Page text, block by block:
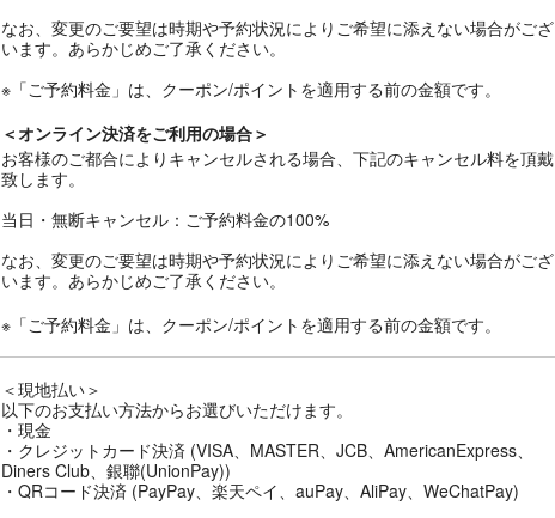
なお、変更のご要望は時期や予約状況によりご希望に添えない場合がござ
います。あらかじめご了承ください。
※「ご予約料金」は、クーポン/ポイントを適用する前の金額です。
＜オンライン決済をご利用の場合＞
お客様のご都合によりキャンセルされる場合、下記のキャンセル料を頂戴
致します。
当日・無断キャンセル：ご予約料金の100%
なお、変更のご要望は時期や予約状況によりご希望に添えない場合がござ
います。あらかじめご了承ください。
※「ご予約料金」は、クーポン/ポイントを適用する前の金額です。
＜現地払い＞
以下のお支払い方法からお選びいただけます。
・現金
・クレジットカード決済 (VISA、MASTER、JCB、AmericanExpress、
Diners Club、銀聯(UnionPay))
・QRコード決済 (PayPay、楽天ペイ、auPay、AliPay、WeChatPay)